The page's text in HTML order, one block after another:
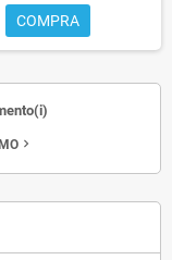
COMPRA
navigate_next